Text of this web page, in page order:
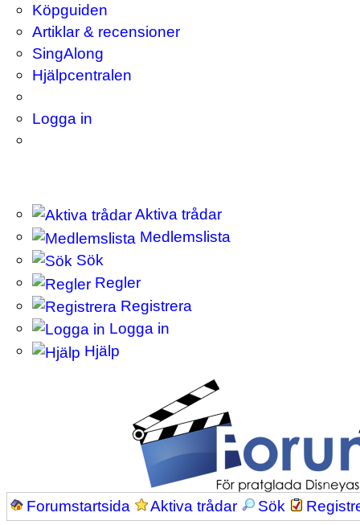
Köpguiden
Artiklar & recensioner
SingAlong
Hjälpcentralen
Logga in
Aktiva trådar
Medlemslista
Sök
Regler
Registrera
Logga in
Hjälp
Forumstartsida Aktiva trådar Sök